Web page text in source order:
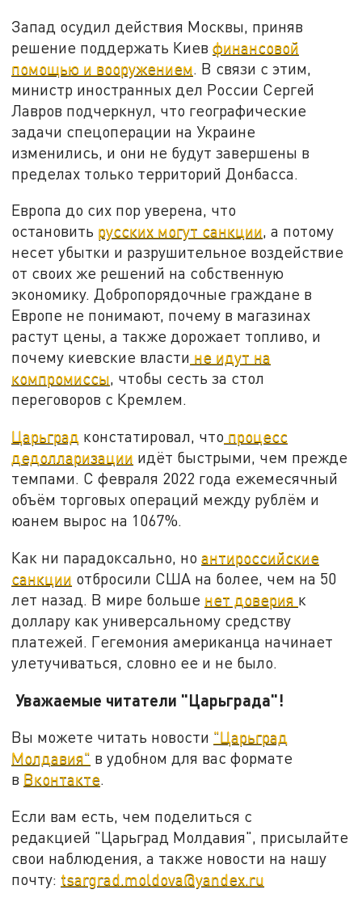
Запад осудил действия Москвы, приняв
решение поддержать Киевфинансовой
помощью и вооружением. В связи с этим,
министр иностранных дел России Сергей
Лавров подчеркнул, что географические
задачи спецоперации на Украине
изменились, и они не будут завершены в
пределах только территорий Донбасса.
Европа до сих пор уверена, что
остановить русских могут санкции, а потому
несет убытки и разрушительное воздействие
от своих же решений на собственную
экономику. Добропорядочные граждане в
Европе не понимают, почему в магазинах
растут цены, а также дорожает топливо, и
почему киевские власти не идут на
компромиссы, чтобы сесть за стол
переговоров с Кремлем.
Царьград констатировал, что процесс
дедолларизации идёт быстрыми, чем прежде
темпами. С февраля 2022 года ежемесячный
объём торговых операций между рублём и
юанем вырос на 1067%.
Как ни парадоксально, ноантироссийские
санкции отбросили США на более, чем на 50
лет назад. В мире больше нет доверия к
доллару как универсальному средству
платежей. Гегемония американца начинает
улетучиваться, словно ее и не было.
Уважаемые читатели "Царьграда"!
Вы можете читать новости "Царьград
Молдавия" в удобном для вас формате
в Вконтакте.
Если вам есть, чем поделиться с
редакцией "Царьград Молдавия", присылайте
свои наблюдения, а также новости на нашу
почту: tsargrad.moldova@yandex.ru